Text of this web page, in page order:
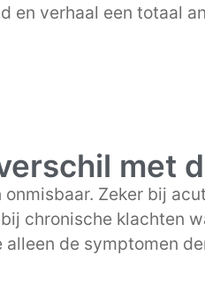
en verhaal een totaal
met
onmisbaar. Zeker bij
chronische klachten
de symptomen